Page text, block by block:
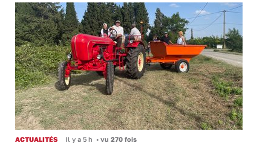
ACTUALITÉS Il y a 5 h • vu 270 fois